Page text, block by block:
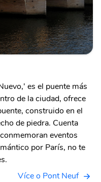
es el puente más
de la ciudad, ofrece
construido en el
de piedra. Cuenta
eventos
por París, no te
Více o Pont Neuf